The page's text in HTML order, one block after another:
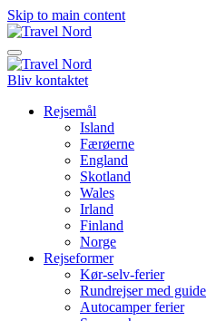
Skip to main content
Bliv kontaktet
Rejsemål
Island
Færøerne
England
Skotland
Wales
Irland
Finland
Norge
Rejseformer
Kør-selv-ferier
Rundrejser med guide
Autocamper ferier